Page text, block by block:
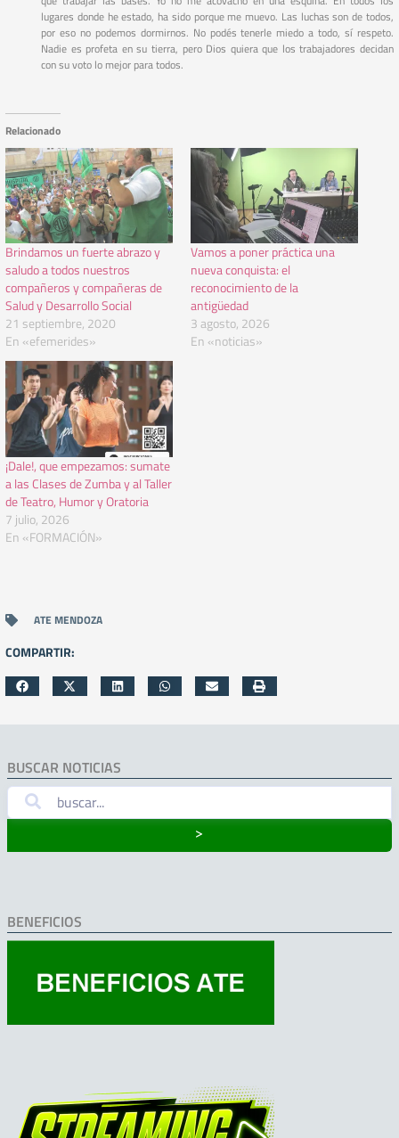
lugares donde he estado, ha sido porque me muevo. Las luchas son de todos,
por eso no podemos dormirnos. No podés tenerle miedo a todo, sí respeto.
Nadie es profeta en su tierra, pero Dios quiera que los trabajadores decidan
con su voto lo mejor para todos.
Relacionado
Brindamos un fuerte abrazo y
saludo a todos nuestros
compañeros y compañeras de
Salud y Desarrollo Social
21 septiembre, 2020
En «efemerides»
Vamos a poner práctica una
nueva conquista: el
reconocimiento de la
antigüedad
3 agosto, 2026
En «noticias»
¡Dale!, que empezamos: sumate
a las Clases de Zumba y al Taller
de Teatro, Humor y Oratoria
7 julio, 2026
En «FORMACIÓN»
ATE MENDOZA
COMPARTIR:
BUSCAR NOTICIAS
˃
BENEFICIOS